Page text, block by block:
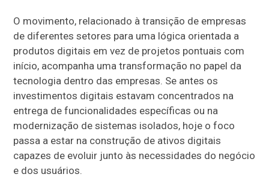
O movimento, relacionado à transição de empresas
de diferentes setores para uma lógica orientada a
produtos digitais em vez de projetos pontuais com
início, acompanha uma transformação no papel da
tecnologia dentro das empresas. Se antes os
investimentos digitais estavam concentrados na
entrega de funcionalidades específicas ou na
modernização de sistemas isolados, hoje o foco
passa a estar na construção de ativos digitais
capazes de evoluir junto às necessidades do negócio
e dos usuários.